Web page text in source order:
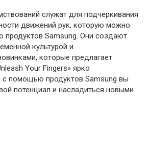
служат для подчеркивания
движений рук, которую можно
Samsung. Они создают
культурой и
которые предлагает
Your Fingers» ярко
с помощью продуктов Samsung вы
потенциал и насладиться новыми